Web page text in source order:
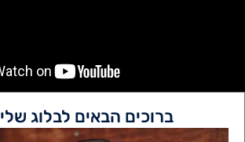
ברוכים הבאים לבלוג שלי